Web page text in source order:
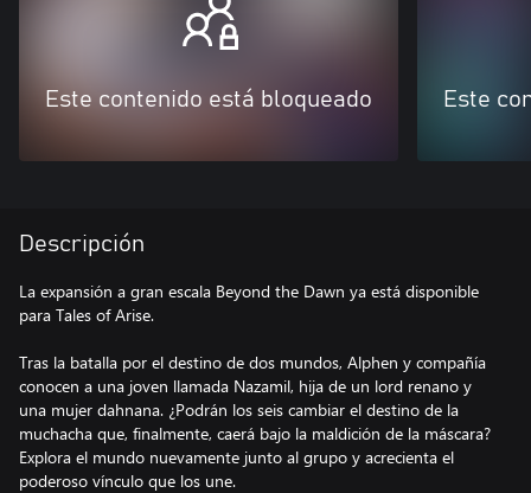
Este contenido está bloqueado Este
Descripción
La expansión a gran escala Beyond the Dawn ya está disponible
para Tales of Arise.
Tras la batalla por el destino de dos mundos, Alphen y compañía
conocen a una joven llamada Nazamil, hija de un lord renano y
una mujer dahnana. ¿Podrán los seis cambiar el destino de la
muchacha que, finalmente, caerá bajo la maldición de la máscara?
Explora el mundo nuevamente junto al grupo y acrecienta el
poderoso vínculo que los une.